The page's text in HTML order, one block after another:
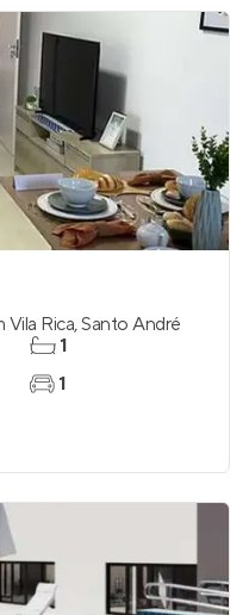
Vila Rica,Santo André
1
1